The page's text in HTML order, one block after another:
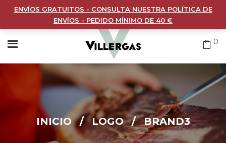
0
INICIO / LOGO / BRAND3
ENVÍOS GRATUITOS - CONSULTA NUESTRA POLÍTICA DE
ENVÍOS - PEDIDO MÍNIMO DE 40 €